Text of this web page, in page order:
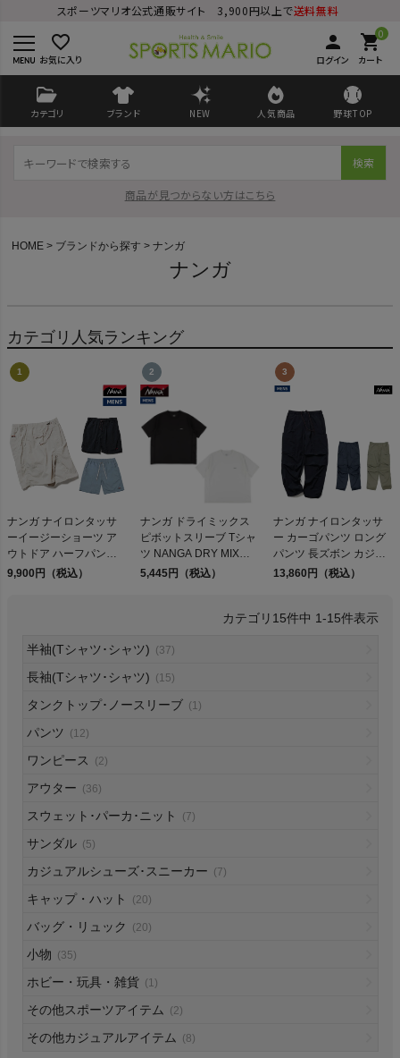
スポーツマリオ公式通販サイト 3,900円以上で送料無料
favorite_border
お気に入り
person
ログイン
0
shopping_cart
カート
カテゴリ ブランド NEW 人気商品 野球TOP
検索
商品が見つからない方はこちら
検索
商品が見つからない方はこちら
On
NIKE
CHUMS
HOKA
もっと見る
レディースカジュアルウェア
HOME ブランドから探す ナンガ
ナンガ
カテゴリ人気ランキング
ナンガ ナイロンタッサ
ーイージーショーツ ア
ウトドア ハーフパンツ
水陸両用 カジュアル パ
9,900円（税込）
ナンガ ドライミックス
ピボットスリーブ Tシャ
ツ NANGA DRY MIX
PIVOT SLEEVE TEE
5,445円（税込）
ナンガ ナイロンタッサ
ー カーゴパンツ ロング
パンツ 長ズボン カジュ
アル パンツ NANGA
13,860円（税込）
15件中 1-15件表示
半袖(Tシャツ･シャツ) (37)
長袖(Tシャツ･シャツ) (15)
タンクトップ･ノースリーブ (1)
パンツ (12)
ワンピース (2)
アウター (36)
スウェット･パーカ･ニット (7)
サンダル (5)
カジュアルシューズ･スニーカー (7)
キャップ・ハット (20)
バッグ・リュック (20)
小物 (35)
ホビー・玩具・雑貨 (1)
その他スポーツアイテム (2)
その他カジュアルアイテム (8)